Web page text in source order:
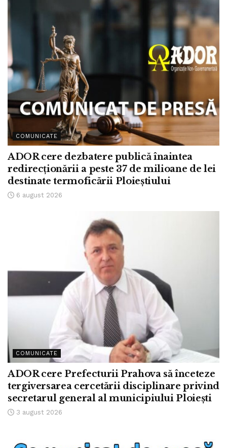
COMUNICATE
ADOR cere dezbatere publică înaintea
redirecționării a peste 37 de milioane de lei
destinate termoficării Ploieștiului
6 august 2026
COMUNICATE
ADOR cere Prefecturii Prahova să înceteze
tergiversarea cercetării disciplinare privind
secretarul general al municipiului Ploiești
3 august 2026